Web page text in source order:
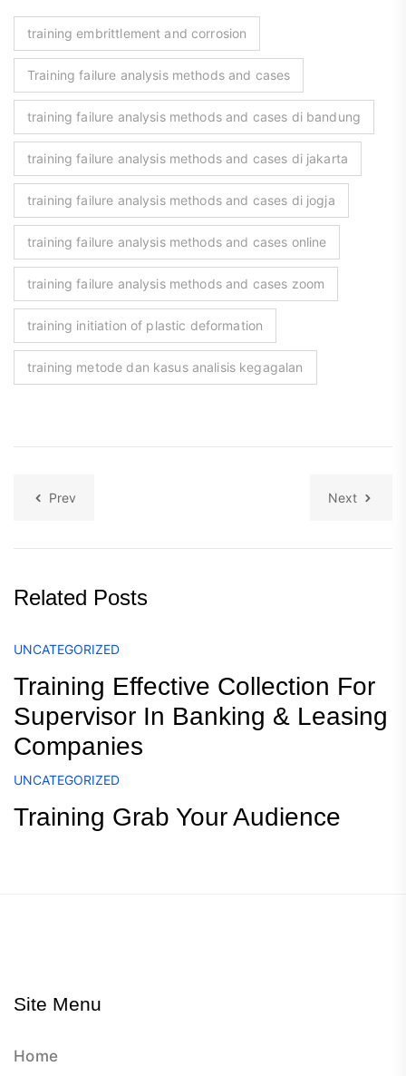
training embrittlement and corrosion
Training failure analysis methods and cases
training failure analysis methods and cases di bandung
training failure analysis methods and cases di jakarta
training failure analysis methods and cases di jogja
training failure analysis methods and cases online
training failure analysis methods and cases zoom
training initiation of plastic deformation
training metode dan kasus analisis kegagalan
Prev Next
Related Posts
UNCATEGORIZED
Training Effective Collection For
Supervisor In Banking & Leasing
Companies
UNCATEGORIZED
Training Grab Your Audience
Site Menu
Home